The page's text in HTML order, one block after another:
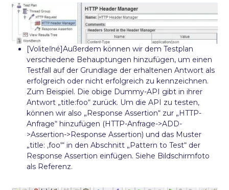
[Voliteľné]Außerdem können wir dem Testplan
verschiedene Behauptungen hinzufügen, um einen
Testfall auf der Grundlage der erhaltenen Antwort als
erfolgreich oder nicht erfolgreich zu kennzeichnen.
Zum Beispiel. Die obige Dummy-API gibt in ihrer
Antwort „title:foo“ zurück. Um die API zu testen,
können wir also „Response Assertion“ zur „HTTP-
Anfrage“ hinzufügen (HTTP-Anfrage->ADD-
>Assertion->Response Assertion) und das Muster
„title: ‚foo'“ in den Abschnitt „Pattern to Test“ der
Response Assertion einfügen. Siehe Bildschirmfoto
als Referenz.